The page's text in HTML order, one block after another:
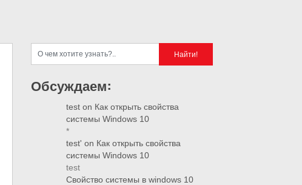
Обсуждаем:
test on Как открыть свойства
системы Windows 10
*
test' on Как открыть свойства
системы Windows 10
test
Свойство системы в windows 10